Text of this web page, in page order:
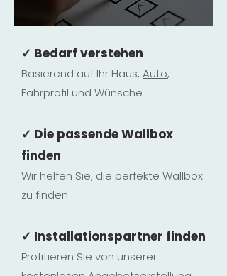
✓ Bedarf verstehen
Basierend auf Ihr Haus, Auto,
Fahrprofil und Wünsche
✓ Die passende Wallbox
finden
Wir helfen Sie, die perfekte Wallbox
zu finden
✓ Installationspartner finden
Profitieren Sie von unserer